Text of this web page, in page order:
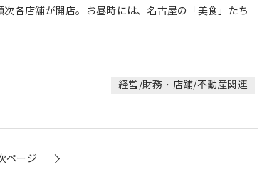
各店舗が開店。お昼時には、名古屋の「美食」たち
経営/財務・店舗/不動産関連
ページ